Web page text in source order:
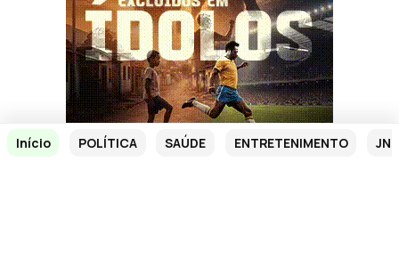
Início POLÍTICA SAÚDE ENTRETENIMENTO JN